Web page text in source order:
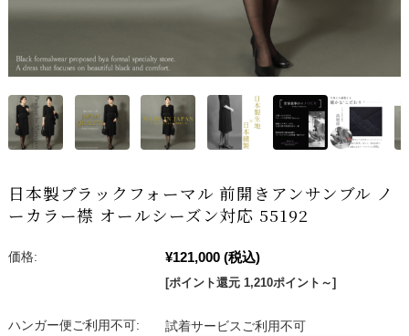
日本製ブラックフォーマル 前開きアンサンブル ノ
ーカラー襟 オールシーズン対応 55192
価格: ¥121,000 (税込)
[ポイント還元 1,210ポイント～]
ハンガー便ご利用不可: 試着サービスご利用不可